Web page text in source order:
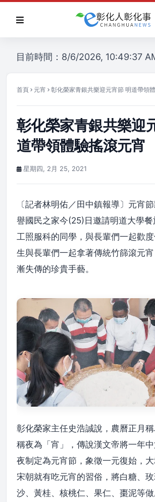
目前時間：8/6/2026, 10:49:37
首頁 元宵 彰化榮家青銀共樂迎元宵節 明道帶領
彰化榮家青銀共樂迎
道帶領體驗搖滾元宵
星期四, 2月 25, 2021
〔記者林明佑／田中鎮報導〕元宵
譽國民之家今(25)日邀請明道大學
工照服科的同學，與長輩們一起歡
生與長輩們一起拿著傳統竹篩滾元
漸失傳的珍貴手藝。
彰化榮家主任史浩誠說，農曆正月
稱夜為「宵」，傳說漢文帝將一年
夜制定為元宵節，象徵一元復始，
宋朝就有吃元宵的習俗，將白糖、
沙、黃桂、核桃仁、果仁、棗泥等